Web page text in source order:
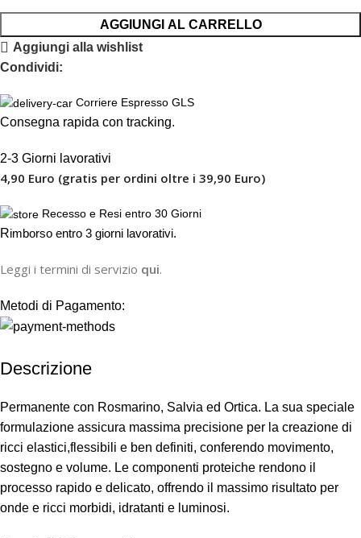
AGGIUNGI AL CARRELLO
Aggiungi alla wishlist
Condividi:
Corriere Espresso GLS
Consegna rapida con tracking.
2-3 Giorni lavorativi
4,90 Euro (gratis per ordini oltre i 39,90 Euro)
Recesso e Resi entro 30 Giorni
Rimborso entro 3 giorni lavorativi.
Leggi i termini di servizio qui.
Metodi di Pagamento:
Descrizione
Permanente con Rosmarino, Salvia ed Ortica. La sua speciale
formulazione assicura massima precisione per la creazione di
ricci elastici,flessibili e ben definiti, conferendo movimento,
sostegno e volume. Le componenti proteiche rendono il
processo rapido e delicato, offrendo il massimo risultato per
onde e ricci morbidi, idratanti e luminosi.